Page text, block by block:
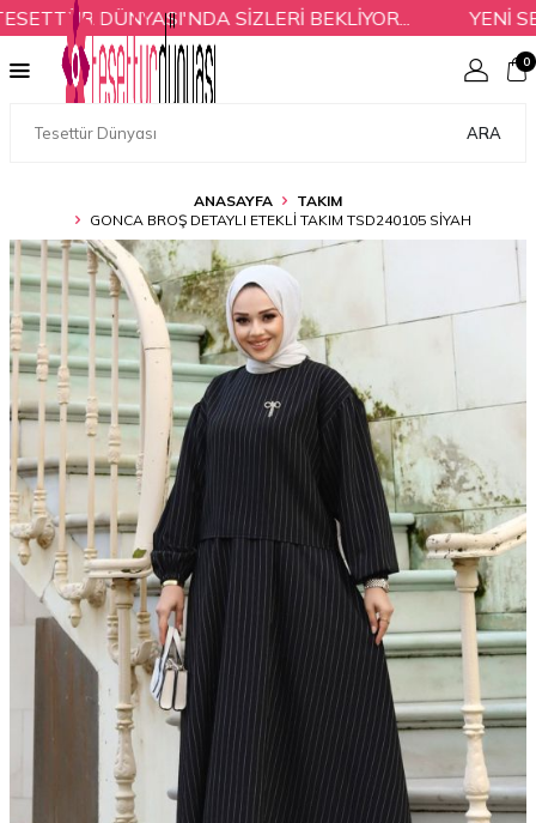
DÜNYASI'NDA SİZLERİ BEKLİYOR... YENİ
ARA
0
ANASAYFA
TAKIM
GONCA BROŞ DETAYLI ETEKLI TAKIM TSD240105 SIYAH